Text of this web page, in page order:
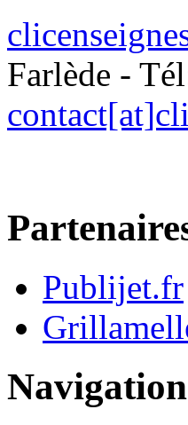
Farlède -
Publijet.fr
Navigation